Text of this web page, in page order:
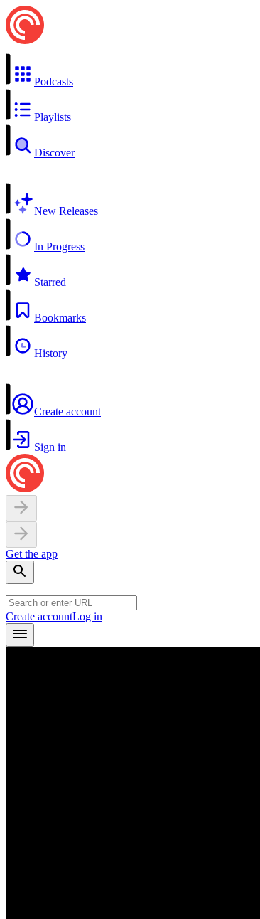
Podcasts
Playlists
Discover
New Releases
In Progress
Starred
Bookmarks
History
Create account
Sign in
Get the app
Create accountLog in